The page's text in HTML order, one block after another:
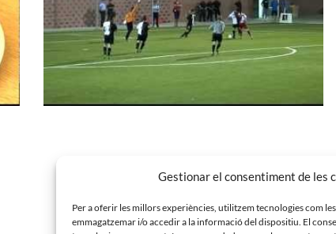
Gestionar el consentiment de les
Per a oferir les millors experiències, utilitzem tecnologies com
emmagatzemar i/o accedir a la informació del dispositiu. El